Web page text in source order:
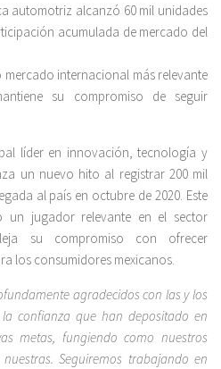
automotriz alcanzó 60 mil unidades
acumulada de mercado del
mercado internacional más relevante
su compromiso de seguir
líder en innovación, tecnología y
un nuevo hito al registrar 200 mil
al país en octubre de 2020. Este
un jugador relevante en el sector
su compromiso con ofrecer
los consumidores mexicanos.
agradecidos con las y los
confianza que han depositado en
metas, fungiendo como nuestros
Seguiremos trabajando en